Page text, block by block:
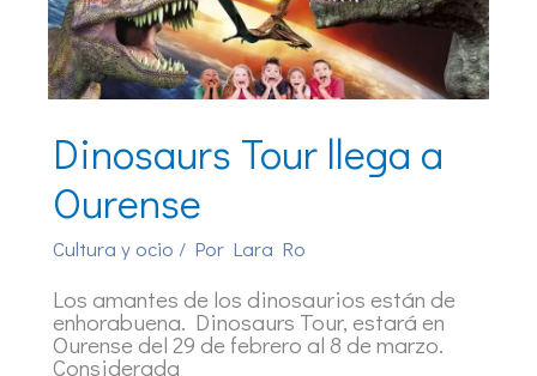
Dinosaurs Tour llega a
Ourense
Cultura y ocio / Por Lara Ro
Los amantes de los dinosaurios están de
enhorabuena. Dinosaurs Tour, estará en
Ourense del 29 de febrero al 8 de marzo.
Considerada